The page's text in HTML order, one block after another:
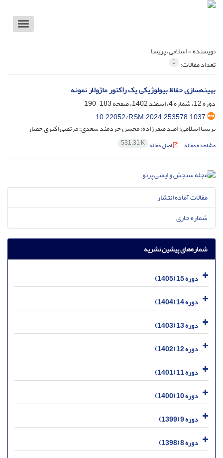
Toggle
نویسنده =اسلامی، پریسا
تعداد مقالات: 1
بهینه‌سازی حفاظ‌ بیولوژیکی یک راکتور ماژولار نمونه
دوره 12، شماره 4، اسفند 1402، صفحه
183-190
10.22052/RSM.2024.253578.1037
پریسا اسلامی؛ امید صفرزاده؛ محسن خردمند سعدی؛ مرتضی اکبری حصار
مشاهده مقاله اصل مقاله 531.31 K
مقالات آماده انتشار
شماره جاری
شماره‌های پیشین نشریه
دوره 15 (1405)
دوره 14 (1404)
دوره 13 (1403)
دوره 12 (1402)
دوره 11 (1401)
دوره 10 (1400)
دوره 9 (1399)
دوره 8 (1398)